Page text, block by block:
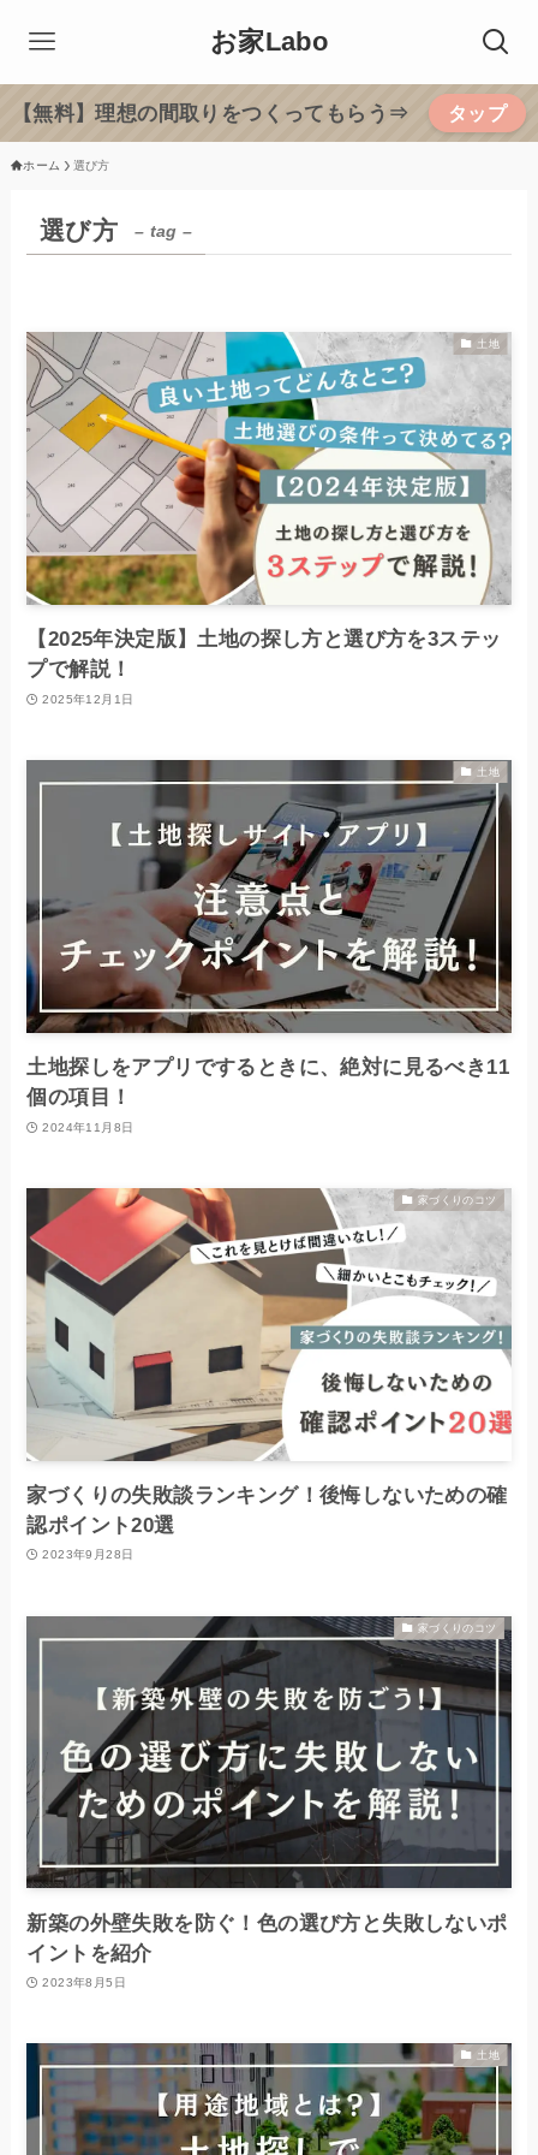
お家Labo
【無料】理想の間取りをつくってもらう⇒ タップ
ホーム 選び方
選び方 – tag –
土地
【2025年決定版】土地の探し方と選び方を3ステッ
プで解説！
2025年12月1日
土地
土地探しをアプリでするときに、絶対に見るべき11
個の項目！
2024年11月8日
家づくりのコツ
家づくりの失敗談ランキング！後悔しないための確
認ポイント20選
2023年9月28日
家づくりのコツ
新築の外壁失敗を防ぐ！色の選び方と失敗しないポ
イントを紹介
2023年8月5日
土地